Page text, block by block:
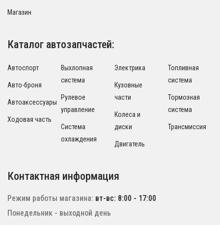
Магазин
Каталог автозапчастей:
Автоспорт
Авто-броня
Автоаксессуары
Ходовая часть
Выхлопная
система
Рулевое
управление
Система
охлаждения
Электрика
Кузовные
части
Колеса и
диски
Двигатель
Топливная
система
Тормозная
система
Трансмиссия
Контактная информация
Режим работы магазина: вт-вс: 8:00 - 17:00
Понедельник - выходной день